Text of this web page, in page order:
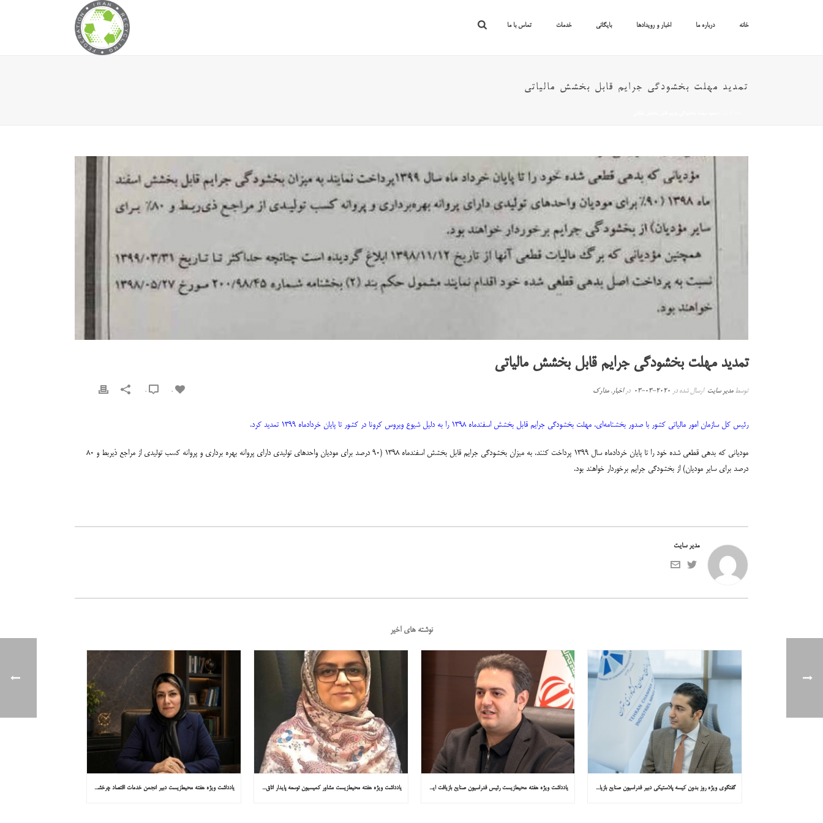
خانه درباره ما اخبار و رویدادها بایگانی خدمات تماس با ما
تمدید مهلت بخشودگی جرایم قابل بخشش مالیاتی
تمدید مهلت بخشودگی جرایم قابل بخشش مالیاتی
توسطمدیر سایت ارسال شده در 2020-03-03 دراخبار,مدارک 0
رئیس کل سازمان امور مالیاتی کشور با صدور بخشنامه‌ای، مهلت بخشودگی جرایم قابل بخشش اسفندماه ۱۳۹۸ را به دلیل شیوع ویروس کرونا در کشور تا پایان خردادماه ۱۳۹۹ تمدید کرد.
مودیانی که بدهی قطعی شده خود را تا پایان خردادماه سال ۱۳۹۹ پرداخت کنند، به میزان بخشودگی جرایم قابل بخشش اسفندماه ۱۳۹۸ (۹۰ درصد برای مودیان واحدهای تولیدی دارای پروانه بهره برداری و پروانه کسب تولیدی از مراجع ذیربط و ۸۰
درصد برای سایر مودیان) از بخشودگی جرایم برخوردار خواهند بود.
مدیر سایت
نوشته های اخیر
گفتگوی ویژه روز بدون کیسه پلاستیکی دبیر فدراسیون صنایع بازیافت ایران با همشهری : «مشکل از مدیریت پسماند پلاستیکی است، نه کیسه پلاستیکی» یادداشت ویژه هفته محیط‌زیست رئیس فدراسیون صنایع بازیافت ایران در همشهری: «فقط ۱۸۰ مصوبه برای خارج کردن خودروهای فرسوده از خیابان‌ها» یادداشت ویژه هفته محیط‌زیست مشاور کمیسیون توسعه پایدار اتاق ایران در همشهری: «روایت میناب را به کاپ ۳۱ ببریم» یادداشت ویژه هفته محیط‌زیست دبیر انجمن خدمات اقتصاد چرخشی در همشهری: «چرا معادن جدید جهان زیر زمین نیستند؟»